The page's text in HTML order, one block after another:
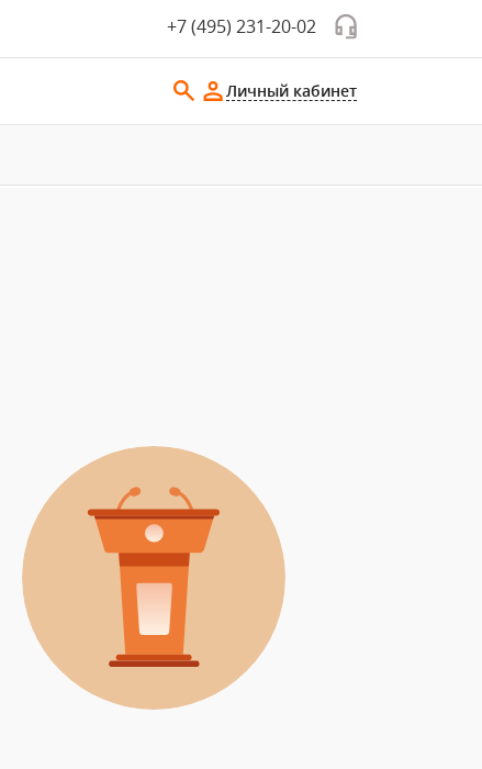
+7 (495) 231-20-02
Личный кабинет